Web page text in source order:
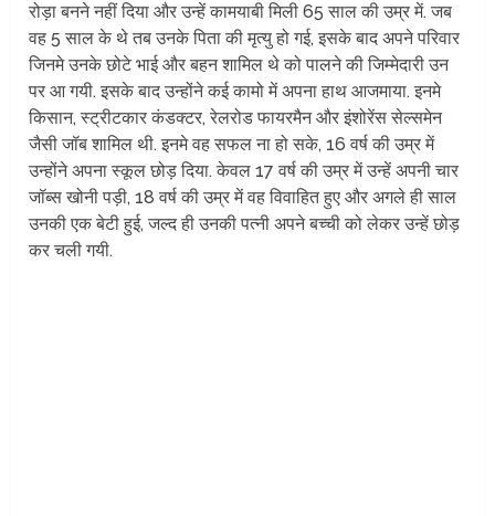
रोड़ा बनने नहीं दिया और उन्हें कामयाबी मिली 65 साल की उम्र में. जब
वह 5 साल के थे तब उनके पिता की मृत्यु हो गई, इसके बाद अपने परिवार
जिनमे उनके छोटे भाई और बहन शामिल थे को पालने की जिम्मेदारी उन
पर आ गयी. इसके बाद उन्होंने कई कामो में अपना हाथ आजमाया. इनमे
किसान, स्ट्रीटकार कंडक्टर, रेलरोड फायरमैन और इंशोरेंस सेल्समेन
जैसी जॉब शामिल थी. इनमे वह सफल ना हो सके, 16 वर्ष की उम्र में
उन्होंने अपना स्कूल छोड़ दिया. केवल 17 वर्ष की उम्र में उन्हें अपनी चार
जॉब्स खोनी पड़ी, 18 वर्ष की उम्र में वह विवाहित हुए और अगले ही साल
उनकी एक बेटी हुई, जल्द ही उनकी पत्नी अपने बच्ची को लेकर उन्हें छोड़
कर चली गयी.